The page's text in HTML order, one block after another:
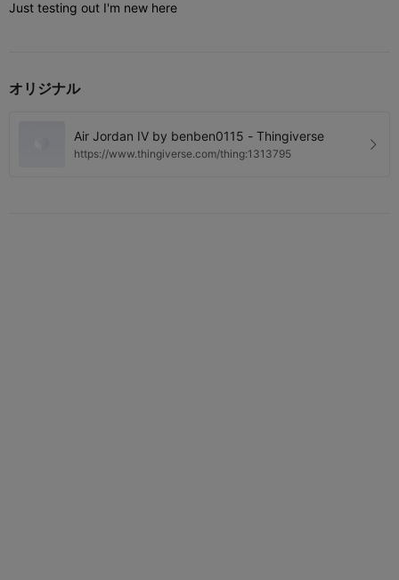
Just testing out I'm new here
オリジナル
Air Jordan IV by benben0115 - Thingiverse
https://www.thingiverse.com/thing:1313795